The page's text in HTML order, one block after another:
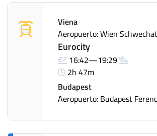
Viena
Aeropuerto: Wien Schwechat
Eurocity
16:42—19:29
2h 47m
Budapest
Aeropuerto: Budapest